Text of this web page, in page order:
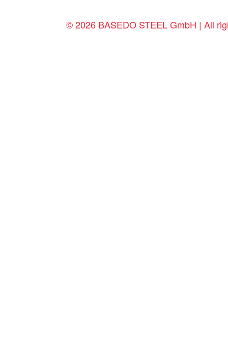
© 2026 BASEDO STEEL GmbH | All